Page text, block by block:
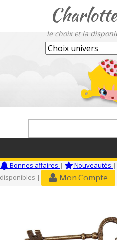
le choix et la
Bonnes affaires | Nouveautés |
disponibles |
Mon Compte